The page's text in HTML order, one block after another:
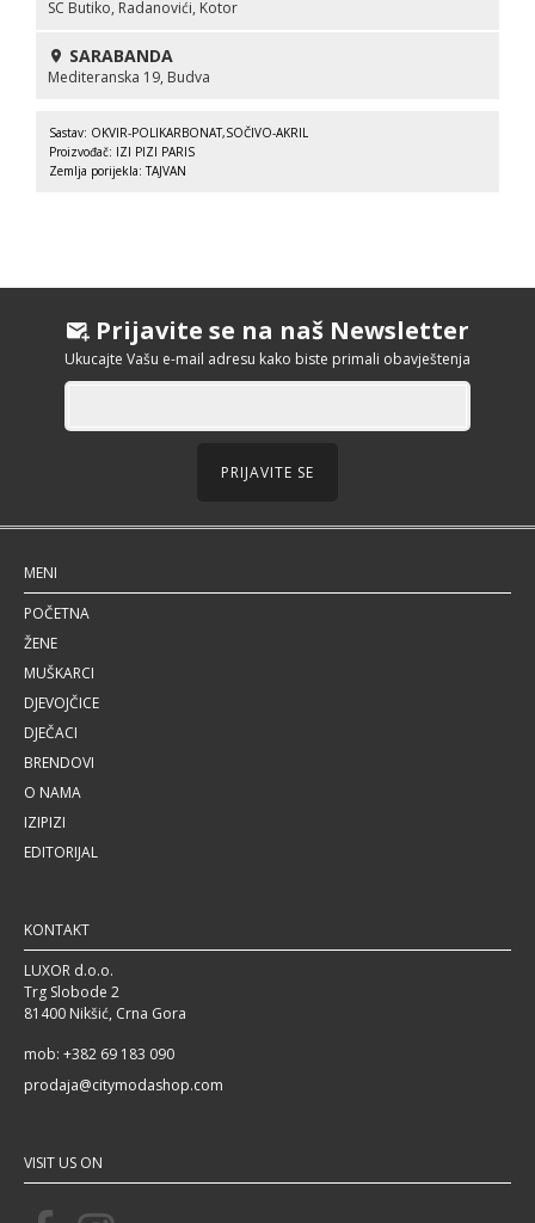
SC Butiko, Radanovići, Kotor
SARABANDA
Mediteranska 19, Budva
Sastav: OKVIR-POLIKARBONAT,SOČIVO-AKRIL
Proizvođač: IZI PIZI PARIS
Zemlja porijekla: TAJVAN
Prijavite se na naš Newsletter
Ukucajte Vašu e-mail adresu kako biste primali obavještenja
PRIJAVITE SE
MENI
POČETNA
ŽENE
MUŠKARCI
DJEVOJČICE
DJEČACI
BRENDOVI
O NAMA
IZIPIZI
EDITORIJAL
KONTAKT
LUXOR d.o.o.
Trg Slobode 2
81400 Nikšić, Crna Gora
mob: +382 69 183 090
prodaja@citymodashop.com
VISIT US ON